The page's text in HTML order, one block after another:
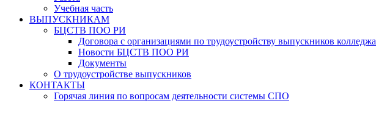
Учебная часть
ВЫПУСКНИКАМ
БЦСТВ ПОО РИ
Договора с организациями по трудоустройству выпускников колледжа
Новости БЦСТВ ПОО РИ
Документы
О трудоустройстве выпускников
КОНТАКТЫ
Горячая линия по вопросам деятельности системы СПО